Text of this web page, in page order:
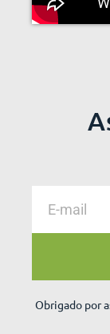
Obrigado por